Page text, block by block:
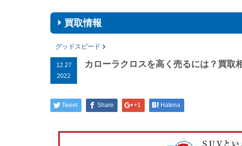
買取情報
グッドスピード
12.27
2022
カローラクロスを高く売るには？買取
Tweet Share +1 Hatena